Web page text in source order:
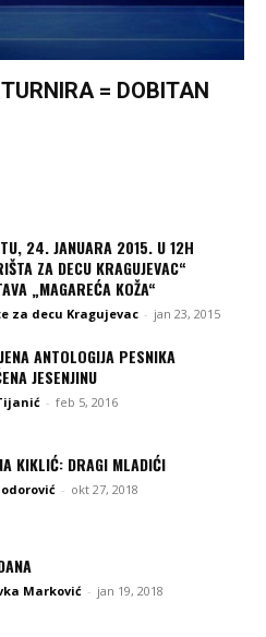
= DOBITAN
24. JANUARA 2015. U 12H
ZA DECU KRAGUJEVAC“
„MAGAREĆA KOŽA“
za decu Kragujevac - jan 23, 2015
ANTOLOGIJA PESNIKA
JESENJINU
- feb 5, 2016
KIKLIĆ: DRAGI MLADIĆI
- okt 27, 2018
Marković - jan 19, 2018